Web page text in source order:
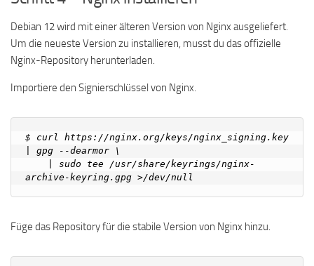
Debian 12 wird mit einer älteren Version von Nginx ausgeliefert.
Um die neueste Version zu installieren, musst du das offizielle
Nginx-Repository herunterladen.
Importiere den Signierschlüssel von Nginx.
$ curl https://nginx.org/keys/nginx_signing.key
| gpg --dearmor \
Füge das Repository für die stabile Version von Nginx hinzu.